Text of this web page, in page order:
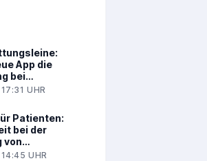
App die
bei
lindert
UHR
Patienten:
bei der
von
UHR